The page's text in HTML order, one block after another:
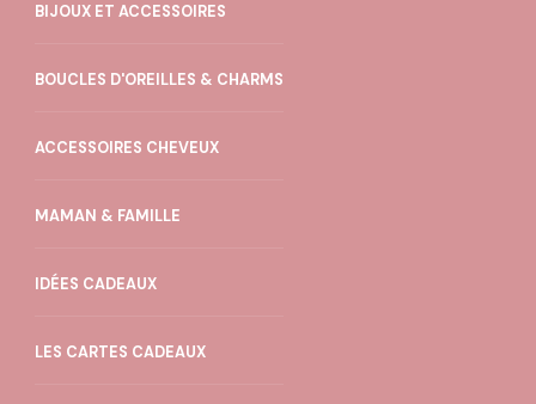
BIJOUX ET ACCESSOIRES
BOUCLES D'OREILLES & CHARMS
ACCESSOIRES CHEVEUX
MAMAN & FAMILLE
IDÉES CADEAUX
LES CARTES CADEAUX